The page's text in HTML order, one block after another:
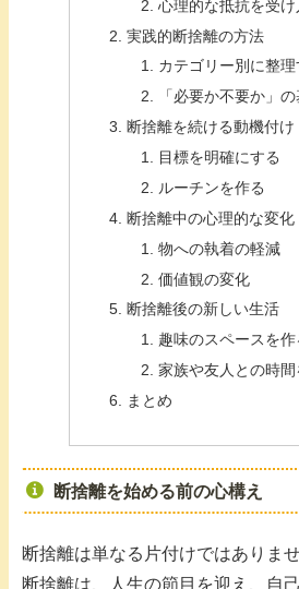
心理的な抵抗を受け
実践的断捨離の方法
カテゴリー別に整理
「必要か不要か」
断捨離を続ける動機付け
目標を明確にする
ルーチンを作る
断捨離中の心理的な変化
物への執着の軽減
価値観の変化
断捨離後の新しい生活
趣味のスペースを作
家族や友人との時間
まとめ
断捨離を始める前の心構え
断捨離は単なる片付けではありま
断捨離は、人生の節目を迎え、自